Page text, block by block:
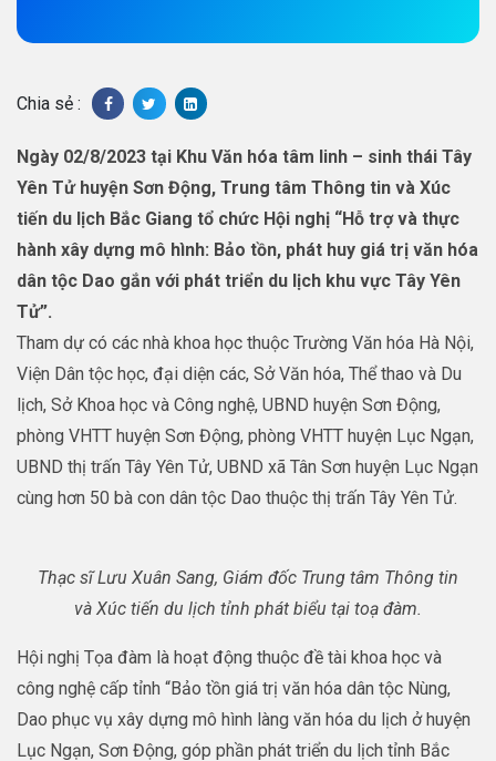
Chia sẻ :
Ngày 02/8/2023 tại Khu Văn hóa tâm linh – sinh thái Tây
Yên Tử huyện Sơn Động, Trung tâm Thông tin và Xúc
tiến du lịch Bắc Giang tổ chức Hội nghị “Hỗ trợ và thực
hành xây dựng mô hình: Bảo tồn, phát huy giá trị văn hóa
dân tộc Dao gắn với phát triển du lịch khu vực Tây Yên
Tử”.
Tham dự có các nhà khoa học thuộc Trường Văn hóa Hà Nội,
Viện Dân tộc học, đại diện các, Sở Văn hóa, Thể thao và Du
lịch, Sở Khoa học và Công nghệ, UBND huyện Sơn Động,
phòng VHTT huyện Sơn Động, phòng VHTT huyện Lục Ngạn,
UBND thị trấn Tây Yên Tử, UBND xã Tân Sơn huyện Lục Ngạn
cùng hơn 50 bà con dân tộc Dao thuộc thị trấn Tây Yên Tử.
Thạc sĩ Lưu Xuân Sang, Giám đốc Trung tâm Thông tin
và Xúc tiến du lịch tỉnh phát biểu tại toạ đàm.
Hội nghị Tọa đàm là hoạt động thuộc đề tài khoa học và
công nghệ cấp tỉnh “Bảo tồn giá trị văn hóa dân tộc Nùng,
Dao phục vụ xây dựng mô hình làng văn hóa du lịch ở huyện
Lục Ngạn, Sơn Động, góp phần phát triển du lịch tỉnh Bắc